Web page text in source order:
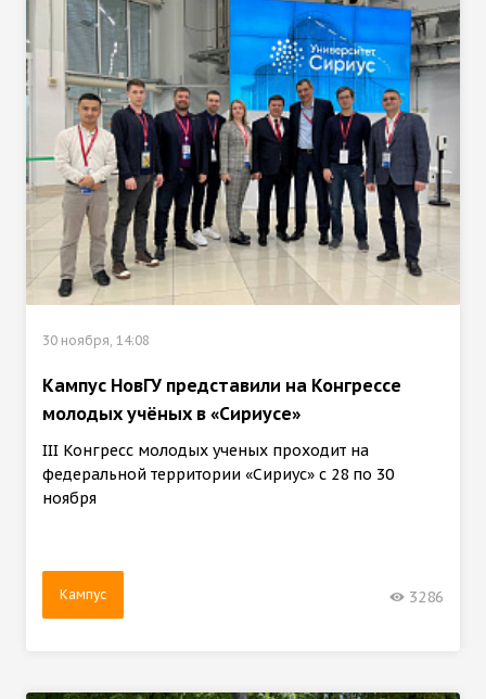
30 ноября, 14:08
Кампус НовГУ представили на Конгрессе
молодых учёных в «Сириусе»
III Конгресс молодых ученых проходит на
федеральной территории «Сириус» с 28 по 30
ноября
Кампус 3286